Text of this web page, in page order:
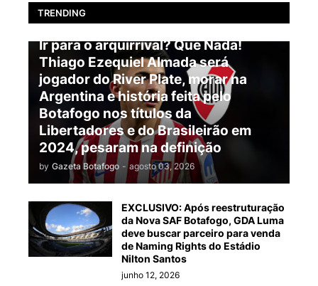
TRENDING
BOTAFOGO
Ir para o arquirrival? Que Nada!
Thiago Ezequiel Almada será
jogador do River Plate, morar na
Argentina e história feita pelo
Botafogo nos títulos da
Libertadores e do Brasileirão em
2024, pesaram na definição
by Gazeta Botafogo - agosto 03, 2026
EXCLUSIVO: Após reestruturação
da Nova SAF Botafogo, GDA Luma
deve buscar parceiro para venda
de Naming Rights do Estádio
Nilton Santos
junho 12, 2026